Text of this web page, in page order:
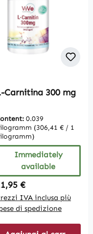
Carnitina 300 mg
0.039
(306,41 € / 1
Immediately
available
price:
€
IVA inclusa più
di spedizione